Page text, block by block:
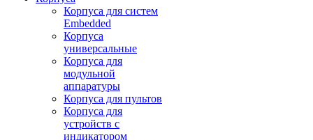
Корпуса для систем
Embedded
Корпуса
универсальные
Корпуса для
модульной
аппаратуры
Корпуса для пультов
Корпуса для
устройств с
индикатором